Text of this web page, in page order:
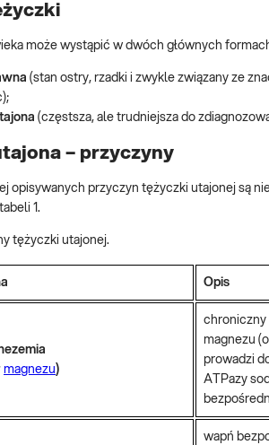
może wystąpić w dwóch głównych
(stan ostry, rzadki i zwykle związany ze
(częstsza, ale trudniejsza do
– przyczyny
opisywanych przyczyn tężyczki utajonej są
1.
tężyczki utajonej.
Opis
magnezu)
chroniczny
magnezu
prowadzi
ATPazy
wapń